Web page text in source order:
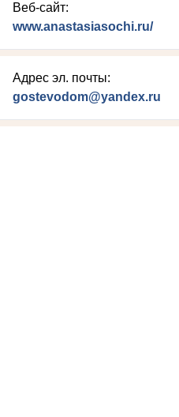
Веб-сайт:
www.anastasiasochi.ru/
Адрес эл. почты:
gostevodom@yandex.ru